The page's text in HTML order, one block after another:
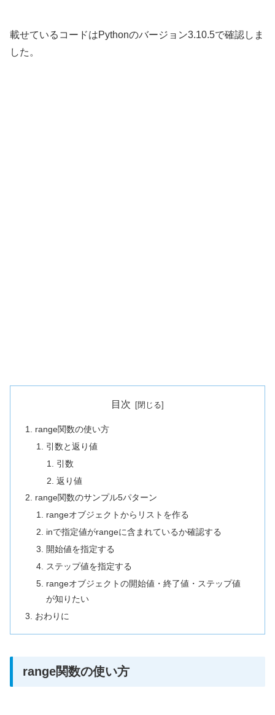
載せているコードはPythonのバージョン3.10.5で確認しま
した。
目次
range関数の使い方
引数と返り値
引数
返り値
range関数のサンプル5パターン
rangeオブジェクトからリストを作る
inで指定値がrangeに含まれているか確認する
開始値を指定する
ステップ値を指定する
rangeオブジェクトの開始値・終了値・ステップ値
が知りたい
おわりに
range関数の使い方